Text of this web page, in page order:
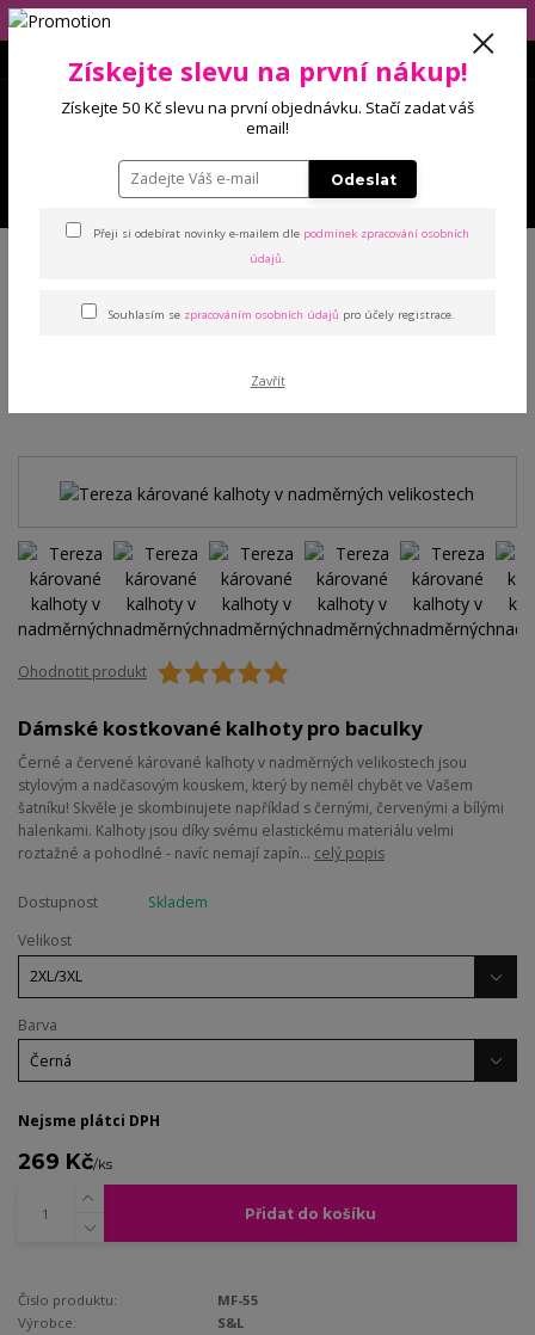
Eshop má dovolenou (10.-14.8), balíčky budeme odesílat 17.8.2026!
Kalhoty a legíny Kalhoty
Tereza kárované kalhoty v
nadměrných velikostech
Ohodnotit produkt
Dámské kostkované kalhoty pro baculky
Černé a červené kárované kalhoty v nadměrných velikostech jsou
stylovým a nadčasovým kouskem, který by neměl chybět ve Vašem
šatníku! Skvěle je skombinujete například s černými, červenými a bílými
halenkami. Kalhoty jsou díky svému elastickému materiálu velmi
roztažné a pohodlné - navíc nemají zapín... celý popis
Dostupnost
Skladem
Velikost
Barva
Nejsme plátci DPH
269 Kč/ks
Přidat do košíku
Číslo produktu:
MF-55
Výrobce:
S&L
Získejte slevu na první nákup!
Získejte 50 Kč slevu na první objednávku. Stačí zadat váš
email!
Odeslat
Přeji si odebírat novinky e-mailem dle podmínek zpracování osobních
údajů.
Souhlasím se zpracováním osobních údajů pro účely registrace.
Zavřít